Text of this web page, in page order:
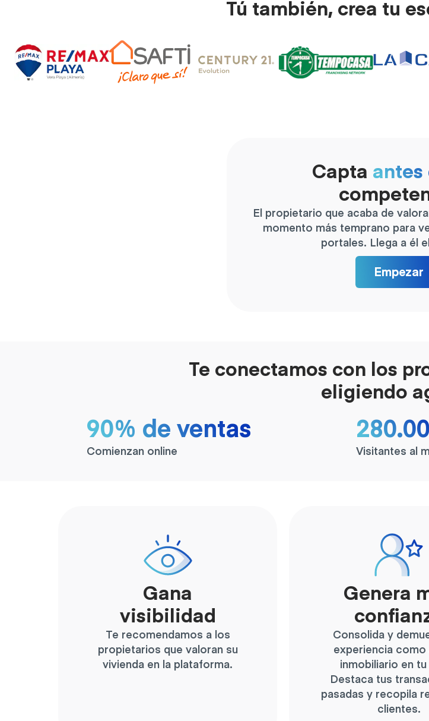
Tú también, crea tu
Capta antes
El propietario que acaba de
momento más temprano para
portales. Llega a él
Empezar
Te conectamos con los
eligiendo
90% de ventas
Comienzan online Visitantes al
Gana
visibilidad
Te recomendamos a los
propietarios que valoran su
vivienda en la plataforma.
Genera
Consolida y
experiencia como
inmobiliario en tu
Destaca tus
pasadas y recopila
clientes.